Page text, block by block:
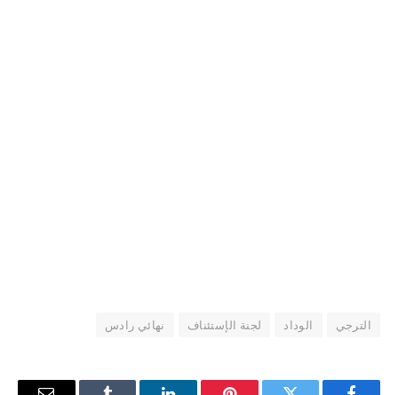
الترجي الوداد لجنة الإستئناف نهائي رادس